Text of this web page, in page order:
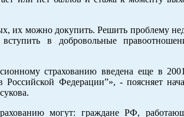
их можно докупить. Решить проблему
в добровольные
страхованию введена еще в
Федерации”», - поясняет
могут: граждане РФ,